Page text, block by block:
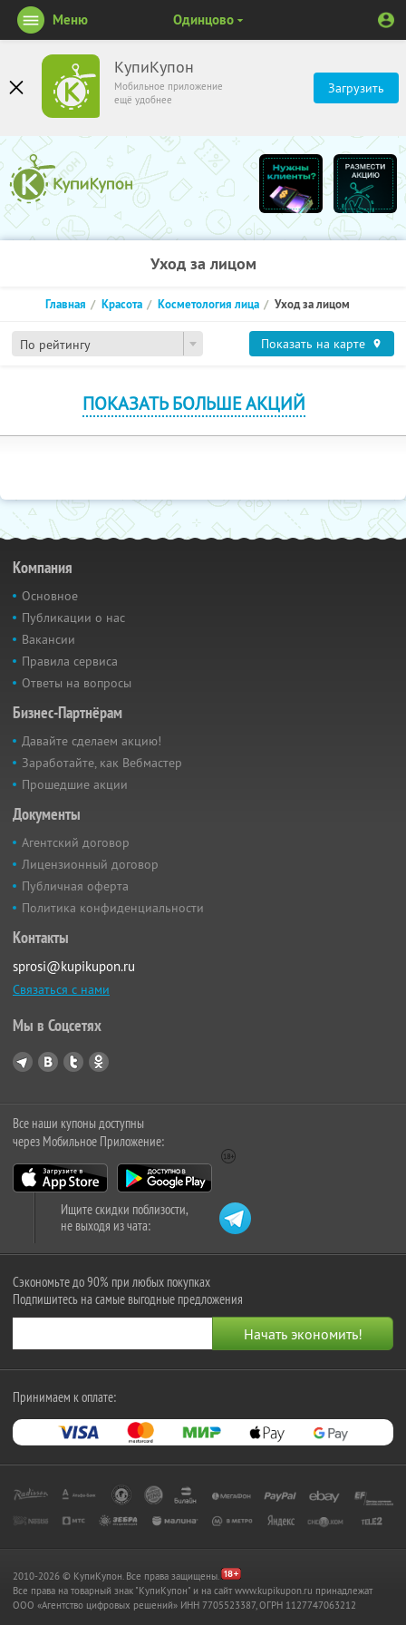
КупиКупон
Мобильное приложение
ещё удобнее
Загрузить
Меню Одинцово
Уход за лицом
По рейтингу
Главная Красота Косметология лица Уход за лицом
Показать на карте
ПОКАЗАТЬ БОЛЬШЕ АКЦИЙ
Компания
Основное
Публикации о нас
Вакансии
Правила сервиса
Ответы на вопросы
Бизнес-Партнёрам
Давайте сделаем акцию!
Заработайте, как Вебмастер
Прошедшие акции
Документы
Агентский договор
Лицензионный договор
Публичная оферта
Политика конфиденциальности
Контакты
sprosi@kupikupon.ru
Связаться с нами
Мы в Соцсетях
Все наши купоны доступны
через Мобильное Приложение:
Ищите скидки поблизости,
не выходя из чата:
Сэкономьте до 90% при любых покупках
Подпишитесь на самые выгодные предложения
Принимаем к оплате:
2010-2026 © КупиКупон. Все права защищены.
Все права на товарный знак "КупиКупон" и на сайт www.kupikupon.ru принадлежат
OOO «Агентство цифровых решений» ИНН 7705523387, ОГРН 1127747063212